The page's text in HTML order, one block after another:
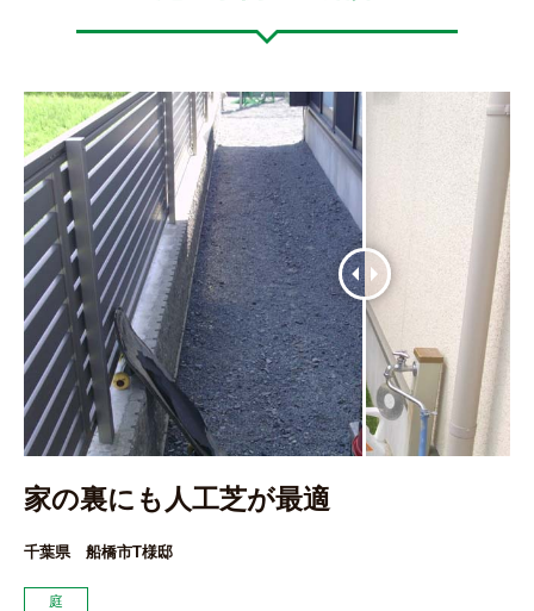
家の裏にも人工芝が最適
千葉県 船橋市T様邸
庭